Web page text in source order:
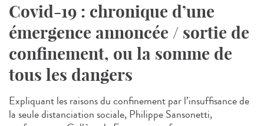
Covid-19 : chronique d’une
émergence annoncée / sortie de
confinement, ou la somme de
tous les dangers
Expliquant les raisons du confinement par l’insuffisance de
la seule distanciation sociale, Philippe Sansonetti,